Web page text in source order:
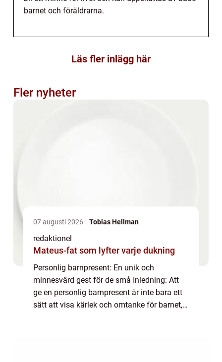
barnet och föräldrarna.
Läs fler inlägg här
Fler nyheter
07 augusti 2026 Tobias Hellman
redaktionel
Mateus-fat som lyfter varje dukning
Personlig barnpresent: En unik och
minnesvärd gest för de små Inledning: Att
ge en personlig barnpresent är inte bara ett
sätt att visa kärlek och omtanke för barnet,